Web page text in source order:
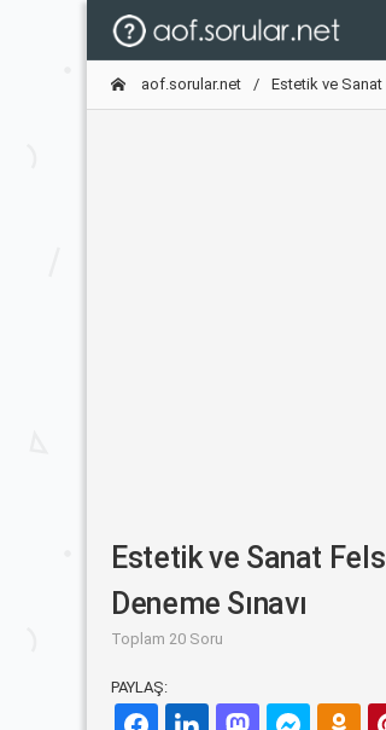
aof.sorular.net Estetik ve
Estetik ve Sanat
Deneme Sınavı
Toplam 20 Soru
PAYLAŞ: